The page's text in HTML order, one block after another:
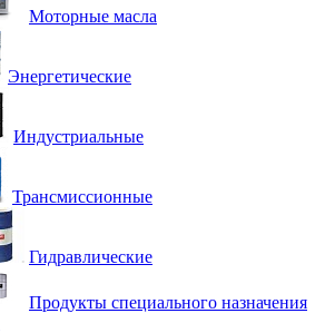
Моторные масла
Энергетические
Индустриальные
Трансмиссионные
Гидравлические
Продукты специального назначения